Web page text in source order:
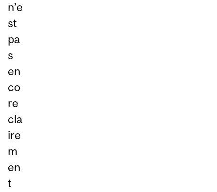
n’e
st
pa
s
en
co
re
cla
ire
m
en
t